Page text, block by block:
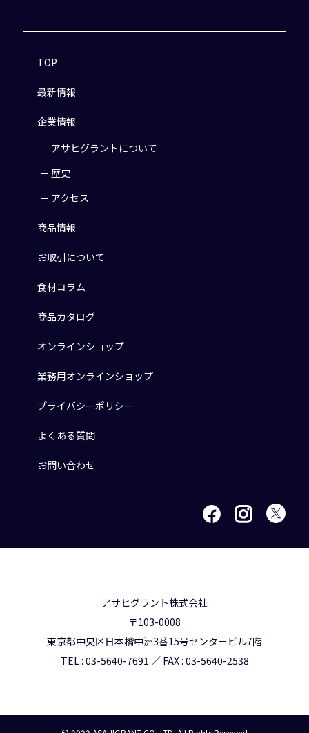
TOP
最新情報
企業情報
アサヒグラントについて
歴史
アクセス
商品情報
お取引について
食材コラム
商品カタログ
オンラインショップ
業務用オンラインショップ
プライバシーポリシー
よくある質問
お問い合わせ
アサヒグラント株式会社
〒103-0008
東京都中央区日本橋中洲3番15号センタービル7階
TEL : 03-5640-7691 ／ FAX : 03-5640-2538